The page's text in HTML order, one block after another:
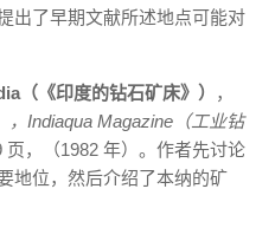
出了早期文献所述地点可能对
（《印度的钻石矿床》）
，
，Indiaqua Magazine（工业钻
页，（1982 年）。作者先讨论
地位，然后介绍了本纳的矿